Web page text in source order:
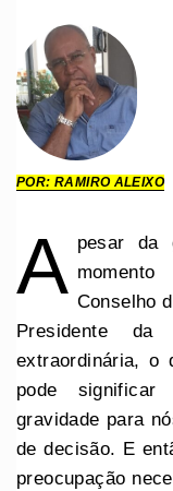
POR: RAMIRO ALEIXO
A pesar da
Conselho
Presidente
extraordinária, o
pode
gravidade para
de decisão. E
preocupação